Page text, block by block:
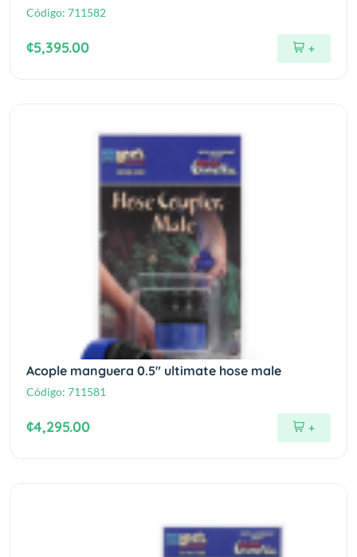
Código: 711582
¢5,395.00 +
Acople manguera 0.5" ultimate hose male
Código: 711581
¢4,295.00 +